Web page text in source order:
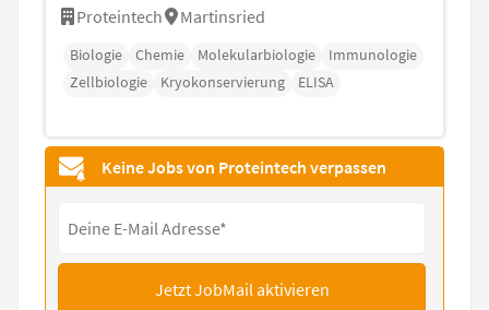
Proteintech Martinsried
Biologie Chemie Molekularbiologie
Immunologie
Zellbiologie
Kryokonservierung ELISA
Keine Jobs von Proteintech verpassen
Jetzt JobMail aktivieren